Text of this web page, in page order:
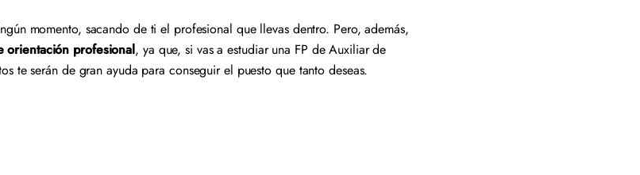
momento, sacando de ti el profesional que llevas dentro. Pero, además,
orientación profesional, ya que, si vas a estudiar una FP de Auxiliar de
te serán de gran ayuda para conseguir el puesto que tanto deseas.